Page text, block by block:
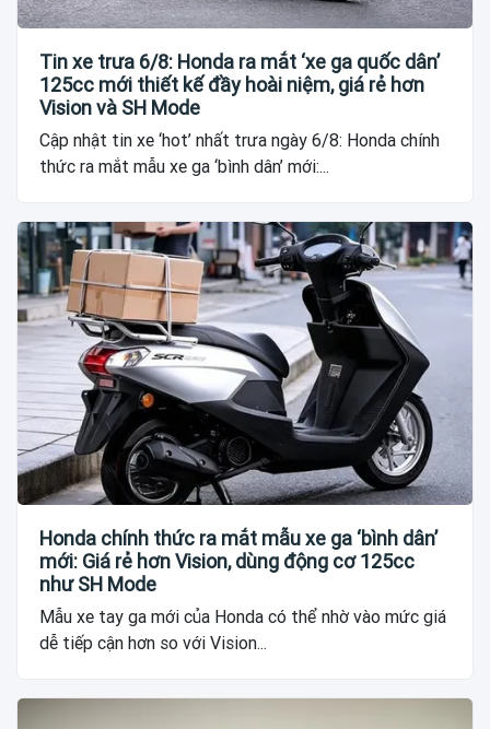
Tin xe trưa 6/8: Honda ra mắt ‘xe ga quốc dân’
125cc mới thiết kế đầy hoài niệm, giá rẻ hơn
Vision và SH Mode
Cập nhật tin xe ‘hot’ nhất trưa ngày 6/8: Honda chính
thức ra mắt mẫu xe ga ‘bình dân’ mới:...
Honda chính thức ra mắt mẫu xe ga ‘bình dân’
mới: Giá rẻ hơn Vision, dùng động cơ 125cc
như SH Mode
Mẫu xe tay ga mới của Honda có thể nhờ vào mức giá
dễ tiếp cận hơn so với Vision...